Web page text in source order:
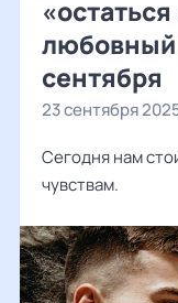
любовный
сентября
23 сентября
Сегодня нам
чувствам.